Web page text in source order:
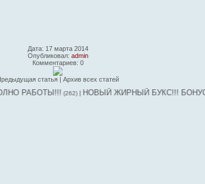
Дата: 17 марта 2014
Опубликовал: admin
Комментариев: 0
статья | Архив всех статей
(262) |НОВЫЙ ЖИРНЫЙ БУКС!!! БОНУС 1 БАКС